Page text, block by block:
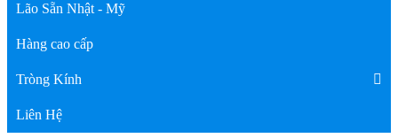
Lão Sẵn Nhật - Mỹ
Hàng cao cấp
Tròng Kính
Liên Hệ